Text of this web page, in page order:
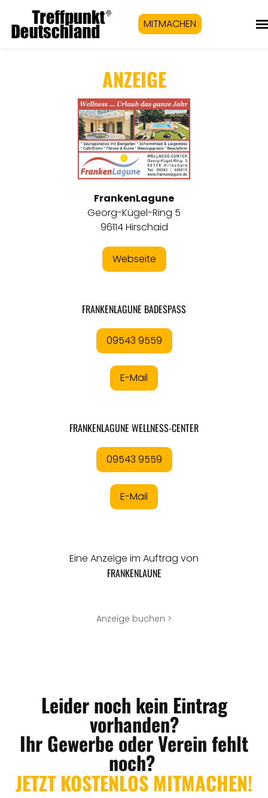
MITMACHEN
ANZEIGE
FrankenLagune
Georg-Kügel-Ring 5
96114 Hirschaid
Webseite
FRANKENLAGUNE BADESPASS
09543 9559
E-Mail
FRANKENLAGUNE WELLNESS-CENTER
09543 9559
E-Mail
Eine Anzeige im Auftrag von
FRANKENLAUNE
Anzeige buchen >
Leider noch kein Eintrag
vorhanden?
Ihr Gewerbe oder Verein fehlt
noch?
JETZT KOSTENLOS MITMACHEN!